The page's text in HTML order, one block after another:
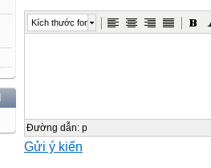
Kích thước font
Đường dẫn: p
Gửi ý kiến